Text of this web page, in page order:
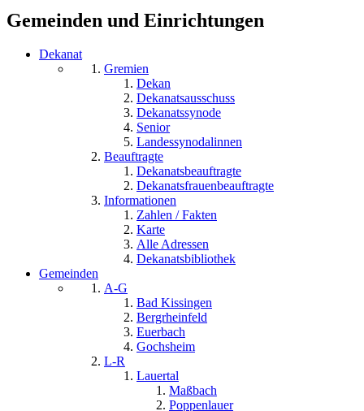
Gemeinden und Einrichtungen
Dekanat
Gremien
Dekan
Dekanatsausschuss
Dekanatssynode
Senior
Landessynodalinnen
Beauftragte
Dekanatsbeauftragte
Dekanatsfrauenbeauftragte
Informationen
Zahlen / Fakten
Karte
Alle Adressen
Dekanatsbibliothek
Gemeinden
A-G
Bad Kissingen
Bergrheinfeld
Euerbach
Gochsheim
L-R
Lauertal
Maßbach
Poppenlauer